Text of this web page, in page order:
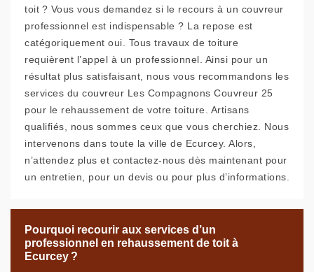
toit ? Vous vous demandez si le recours à un couvreur
professionnel est indispensable ? La repose est
catégoriquement oui. Tous travaux de toiture
requièrent l’appel à un professionnel. Ainsi pour un
résultat plus satisfaisant, nous vous recommandons les
services du couvreur Les Compagnons Couvreur 25
pour le rehaussement de votre toiture. Artisans
qualifiés, nous sommes ceux que vous cherchiez. Nous
intervenons dans toute la ville de Ecurcey. Alors,
n’attendez plus et contactez-nous dès maintenant pour
un entretien, pour un devis ou pour plus d’informations.
Pourquoi recourir aux services d’un
professionnel en rehaussement de toit à
Ecurcey ?